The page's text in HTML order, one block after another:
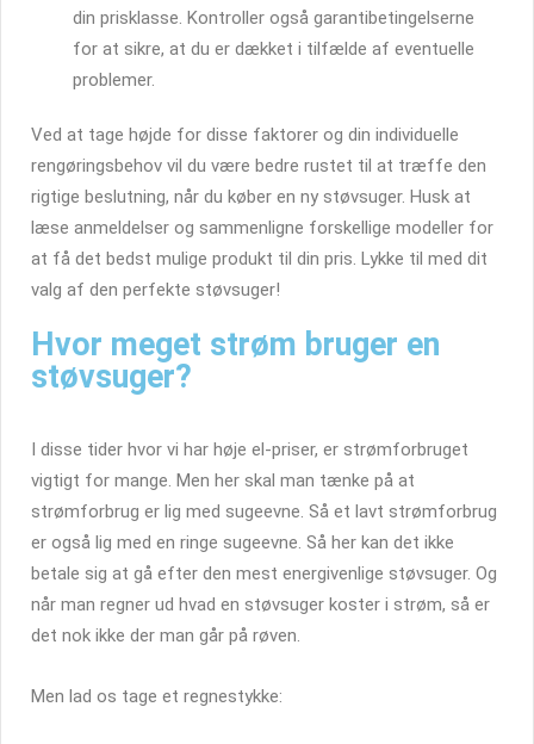
din prisklasse. Kontroller også garantibetingelserne
for at sikre, at du er dækket i tilfælde af eventuelle
problemer.
Ved at tage højde for disse faktorer og din individuelle
rengøringsbehov vil du være bedre rustet til at træffe den
rigtige beslutning, når du køber en ny støvsuger. Husk at
læse anmeldelser og sammenligne forskellige modeller for
at få det bedst mulige produkt til din pris. Lykke til med dit
valg af den perfekte støvsuger!
Hvor meget strøm bruger en
støvsuger?
I disse tider hvor vi har høje el-priser, er strømforbruget
vigtigt for mange. Men her skal man tænke på at
strømforbrug er lig med sugeevne. Så et lavt strømforbrug
er også lig med en ringe sugeevne. Så her kan det ikke
betale sig at gå efter den mest energivenlige støvsuger. Og
når man regner ud hvad en støvsuger koster i strøm, så er
det nok ikke der man går på røven.
Men lad os tage et regnestykke: